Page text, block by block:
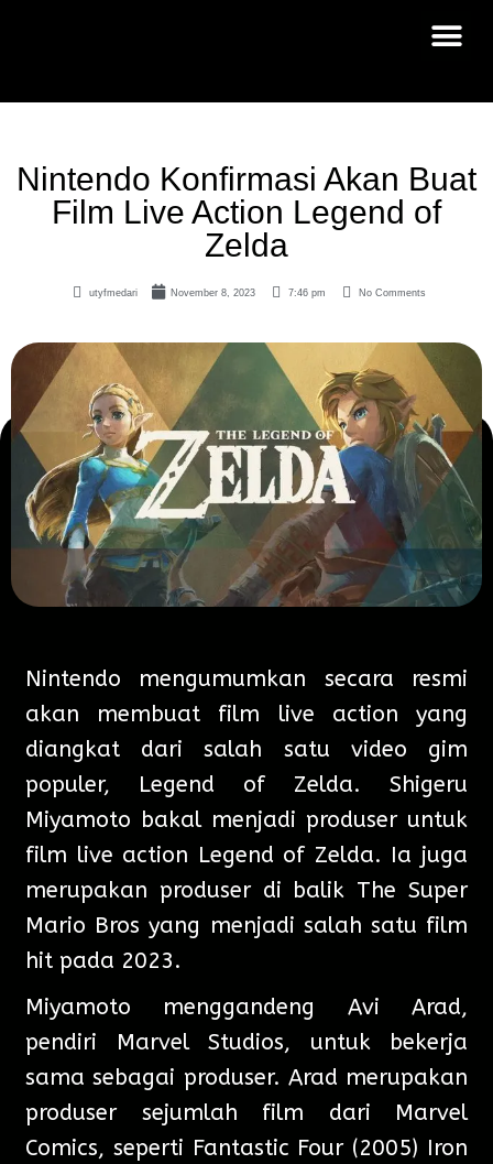
Nintendo Konfirmasi Akan Buat
Film Live Action Legend of
Zelda
utyfmedari November 8, 2023 7:46 pm No Comments
Nintendo mengumumkan secara resmi
akan membuat film live action yang
diangkat dari salah satu video gim
populer, Legend of Zelda. Shigeru
Miyamoto bakal menjadi produser untuk
film live action Legend of Zelda. Ia juga
merupakan produser di balik The Super
Mario Bros yang menjadi salah satu film
hit pada 2023.
Miyamoto menggandeng Avi Arad,
pendiri Marvel Studios, untuk bekerja
sama sebagai produser. Arad merupakan
produser sejumlah film dari Marvel
Comics, seperti Fantastic Four (2005) Iron